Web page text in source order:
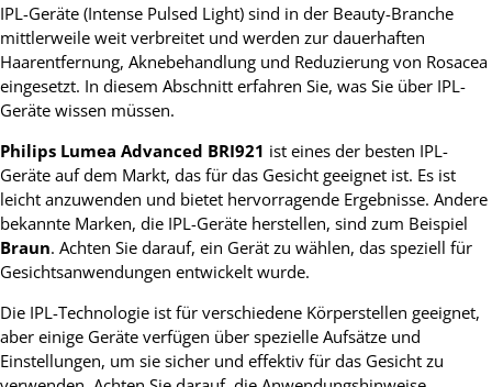
IPL-Geräte (Intense Pulsed Light) sind in der Beauty-Branche
mittlerweile weit verbreitet und werden zur dauerhaften
Haarentfernung, Aknebehandlung und Reduzierung von Rosacea
eingesetzt. In diesem Abschnitt erfahren Sie, was Sie über IPL-
Geräte wissen müssen.
Philips Lumea Advanced BRI921 ist eines der besten IPL-
Geräte auf dem Markt, das für das Gesicht geeignet ist. Es ist
leicht anzuwenden und bietet hervorragende Ergebnisse. Andere
bekannte Marken, die IPL-Geräte herstellen, sind zum Beispiel
Braun. Achten Sie darauf, ein Gerät zu wählen, das speziell für
Gesichtsanwendungen entwickelt wurde.
Die IPL-Technologie ist für verschiedene Körperstellen geeignet,
aber einige Geräte verfügen über spezielle Aufsätze und
Einstellungen, um sie sicher und effektiv für das Gesicht zu